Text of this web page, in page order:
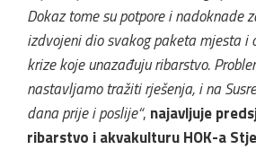
Dokaz tome su potpore i nadoknade
izdvojeni dio svakog paketa mjesta i
krize koje unazađuju ribarstvo.
nastavljamo tražiti rješenja, i na
dana prije i poslije“, najavljuje
ribarstvo i akvakulturu HOK-a